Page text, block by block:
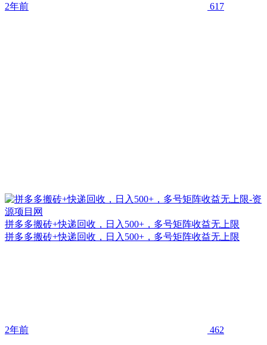
2年前 617
拼多多搬砖+快递回收，日入500+，多号矩阵收益无上限
拼多多搬砖+快递回收，日入500+，多号矩阵收益无上限
2年前 462